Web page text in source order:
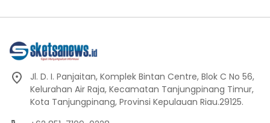
Jl. D. I. Panjaitan, Komplek Bintan Centre, Blok C No 56,
Kelurahan Air Raja, Kecamatan Tanjungpinang Timur,
Kota Tanjungpinang, Provinsi Kepulauan Riau.29125.